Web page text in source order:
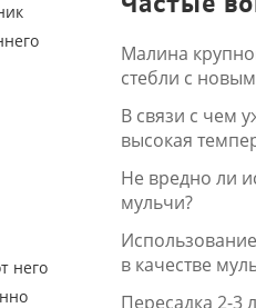
него
Малина
стебли с
В связи с чем
высокая
Не вредно ли
мульчи?
в качестве
Пересадка 2-3